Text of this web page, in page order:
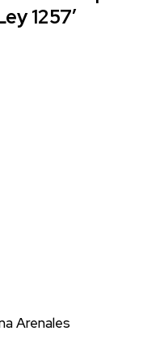
1257’
Arenales